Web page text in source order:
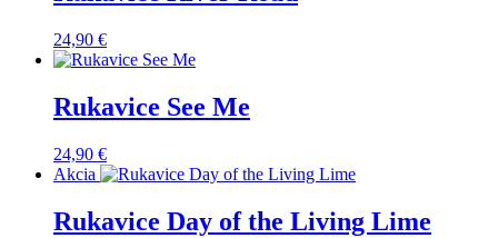
24,90 €
Rukavice See Me
24,90 €
Akcia
Rukavice Day of the Living Lime